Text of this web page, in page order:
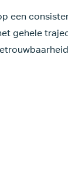
een
gehele